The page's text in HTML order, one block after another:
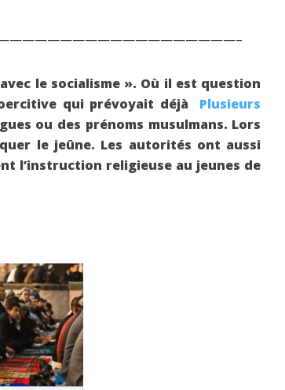
le socialisme ». Où il est question
qui prévoyait déjà Plusieurs
ou des prénoms musulmans. Lors
le jeûne. Les autorités ont aussi
l’instruction religieuse au jeunes de